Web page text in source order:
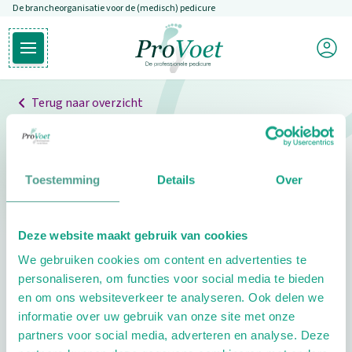
Toestemming Details Over
Deze website maakt gebruik van cookies
We gebruiken cookies om content en advertenties te
personaliseren, om functies voor social media te bieden
en om ons websiteverkeer te analyseren. Ook delen we
informatie over uw gebruik van onze site met onze
partners voor social media, adverteren en analyse. Deze
Overslaan en naar de inhoud gaan
De brancheorganisatie voor de (medisch) pedicure
Open hoofdmenu
Ga naar de homepagina
Mijn
Terug naar overzicht
Professionals
Pedicure niet gevonden
pedicure.